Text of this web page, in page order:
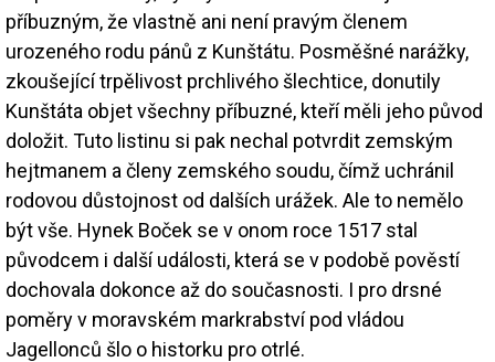
příbuzným, že vlastně ani není pravým členem
urozeného rodu pánů z Kunštátu. Posměšné narážky,
zkoušející trpělivost prchlivého šlechtice, donutily
Kunštáta objet všechny příbuzné, kteří měli jeho původ
doložit. Tuto listinu si pak nechal potvrdit zemským
hejtmanem a členy zemského soudu, čímž uchránil
rodovou důstojnost od dalších urážek. Ale to nemělo
být vše. Hynek Boček se v onom roce 1517 stal
původcem i další události, která se v podobě pověstí
dochovala dokonce až do současnosti. I pro drsné
poměry v moravském markrabství pod vládou
Jagellonců šlo o historku pro otrlé.